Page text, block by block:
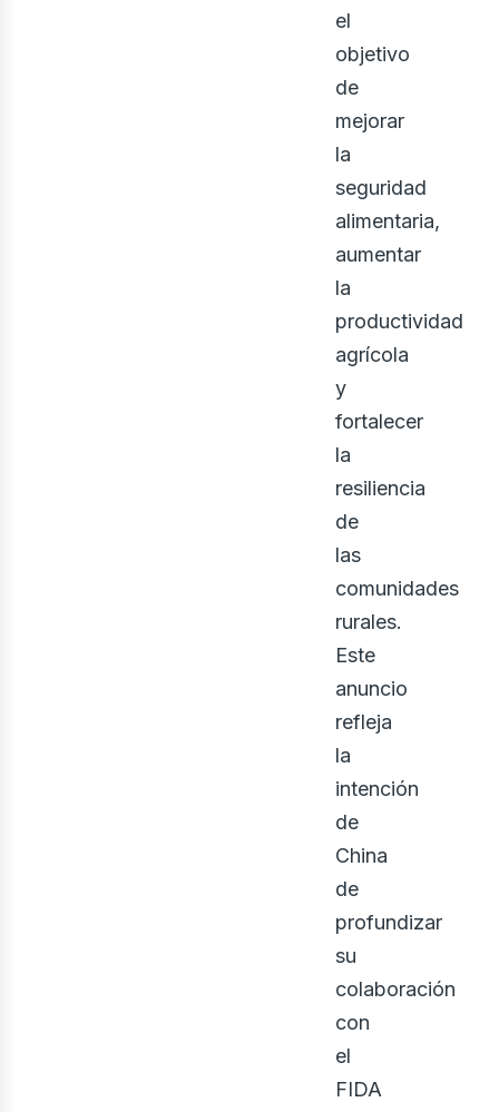
el
objetivo
de
mejorar
la
seguridad
alimentaria,
aumentar
la
productividad
agrícola
y
fortalecer
la
resiliencia
de
las
comunidades
rurales.
Este
anuncio
refleja
la
intención
de
China
de
profundizar
su
colaboración
con
el
FIDA